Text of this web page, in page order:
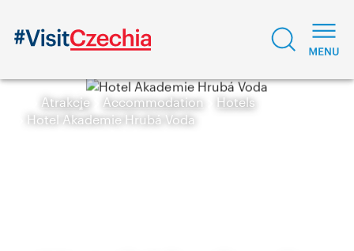
Atrakcje Accommodation
Hotels
Hotel Akademie Hrubá Voda